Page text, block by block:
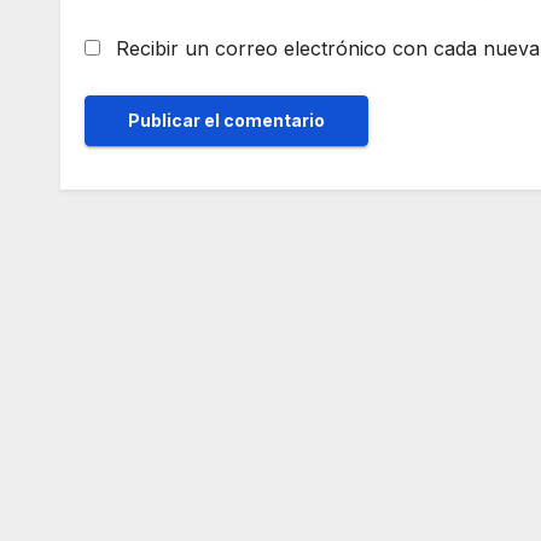
Recibir un correo electrónico con cada